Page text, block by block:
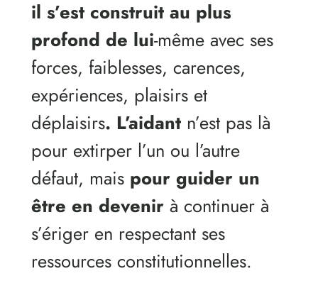
il s’est construit au plus
profond de lui-même avec ses
forces, faiblesses, carences,
expériences, plaisirs et
déplaisirs. L’aidantn’est pas là
pour extirper l’un ou l’autre
défaut, mais pour guider un
être en devenirà continuer à
s’ériger en respectant ses
ressources constitutionnelles.